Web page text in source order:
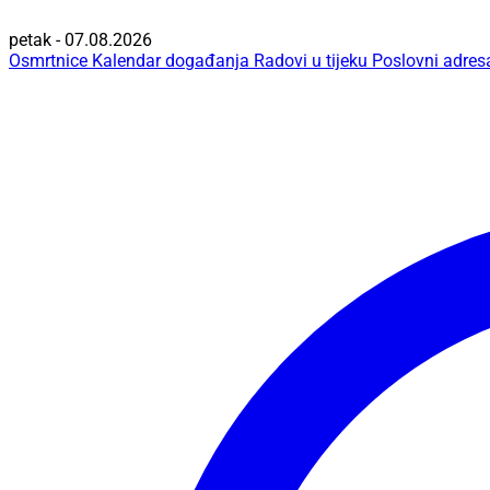
petak - 07.08.2026
Osmrtnice Kalendar događanja Radovi u tijeku Poslovni